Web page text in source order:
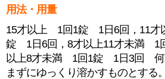
用法・用量
15才以上 1回1錠 1日6回，11才
錠 1日6回，8才以上11才未満 1
以上8才未満 1回1錠 1日3回 何
まずにゆっくり溶かすものとする